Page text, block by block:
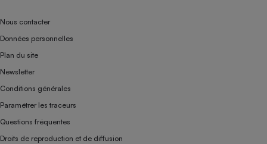
Nous contacter
Données personnelles
Plan du site
Newsletter
Conditions générales
Paramétrer les traceurs
Questions fréquentes
Droits de reproduction et de diffusion